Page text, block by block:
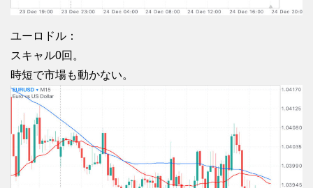
ユーロドル：
スキャル0回。
時短で市場も動かない。